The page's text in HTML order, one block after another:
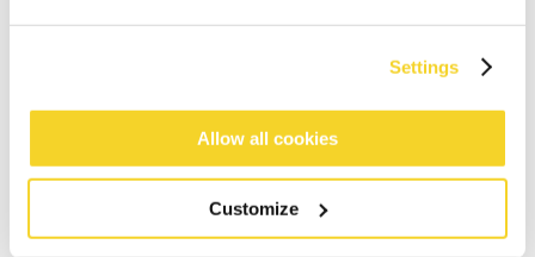
Settings
Allow all cookies
Customize
worden geplaatst, worden dezelfde dag verzonden
Gratis verzending voor orders boven € 50,- binnen
NL
Binnen 30 dagen retourneren